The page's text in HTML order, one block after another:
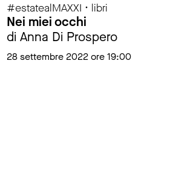
#estatealMAXXI • libri
Nei miei occhi
di Anna Di Prospero
28 settembre 2022 ore 19:00